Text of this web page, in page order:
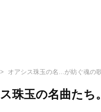
オアシス珠玉の名...が紡ぐ魂の歌
珠玉の名曲たち